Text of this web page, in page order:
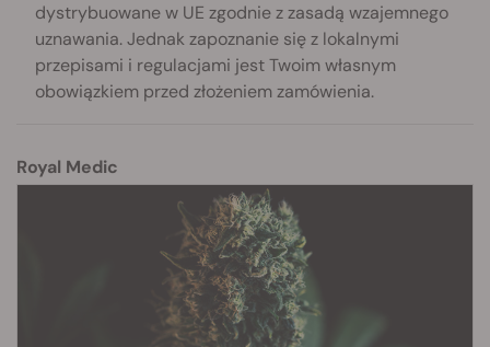
dystrybuowane w UE zgodnie z zasadą wzajemnego
uznawania. Jednak zapoznanie się z lokalnymi
przepisami i regulacjami jest Twoim własnym
obowiązkiem przed złożeniem zamówienia.
Royal Medic